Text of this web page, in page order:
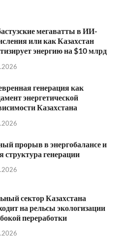
мегаватты в ИИ-
или как Казахстан
энергию на $10 млрд
генерация как
энергетической
Казахстана
прорыв в энергобалансе и
структура генерации
сектор Казахстана
на рельсы экологизации
переработки